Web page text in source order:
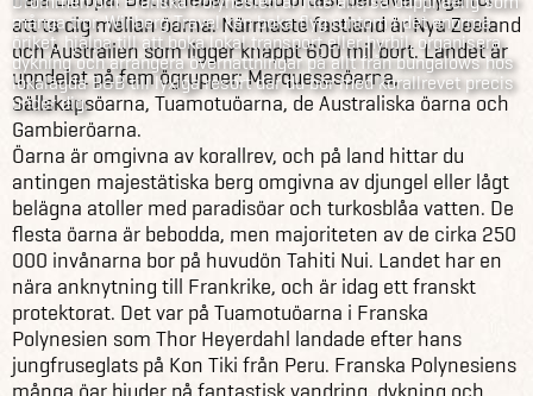
många tror. Winberg Travel kan boka flyg runtom i det enorma
öriket, hjälpa till att boka lokal transport eller hyrbil, organisera
dykning och arrangera övernattningar på allt från bungalows hos
lokalägda B&B till lyxiga resort där du bor med korallrevet precis
under dig.
att ta dig mellan öarna. Närmaste fastland är Nya Zeeland
och Australien som ligger knappt 600 mil bort. Landet är
uppdelat på fem ögrupper: Marquesasöarna,
Sällskapsöarna, Tuamotuöarna, de Australiska öarna och
Gambieröarna.
Öarna är omgivna av korallrev, och på land hittar du
antingen majestätiska berg omgivna av djungel eller lågt
belägna atoller med paradisöar och turkosblåa vatten. De
flesta öarna är bebodda, men majoriteten av de cirka 250
000 invånarna bor på huvudön Tahiti Nui. Landet har en
nära anknytning till Frankrike, och är idag ett franskt
protektorat. Det var på Tuamotuöarna i Franska
Polynesien som Thor Heyerdahl landade efter hans
jungfruseglats på Kon Tiki från Peru. Franska Polynesiens